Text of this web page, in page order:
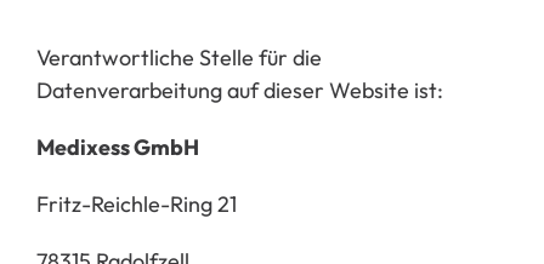
Verantwortliche Stelle für die
Datenverarbeitung auf dieser Website ist:
Medixess GmbH
Fritz-Reichle-Ring 21